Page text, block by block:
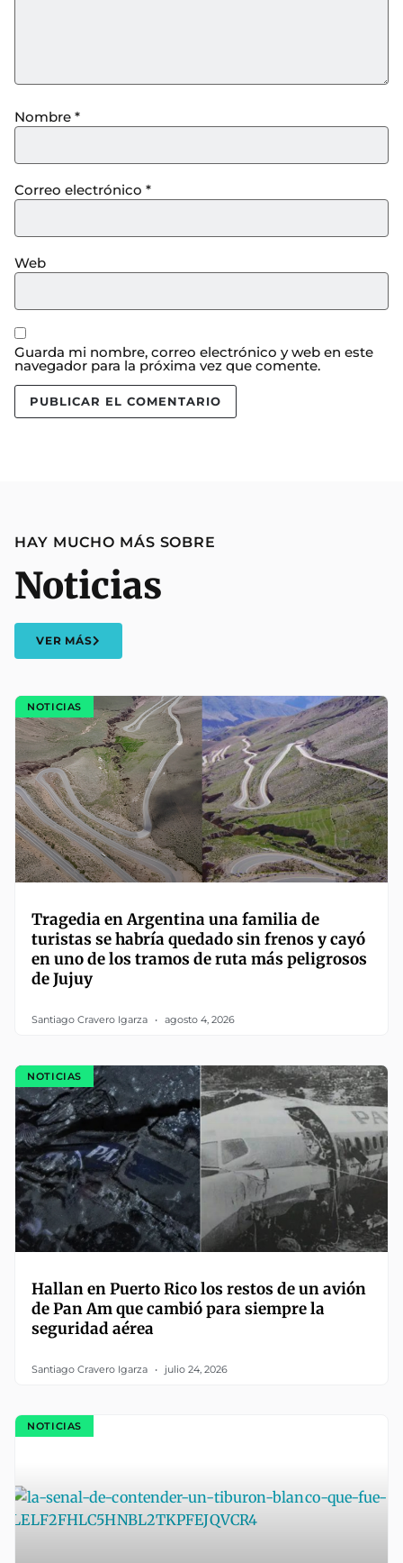
Nombre *
Correo electrónico *
Web
Guarda mi nombre, correo electrónico y web en este
navegador para la próxima vez que comente.
HAY MUCHO MÁS SOBRE
Noticias
VER MÁS
NOTICIAS
Tragedia en Argentina una familia de
turistas se habría quedado sin frenos y cayó
en uno de los tramos de ruta más peligrosos
de Jujuy
Santiago Cravero Igarza agosto 4, 2026
NOTICIAS
Hallan en Puerto Rico los restos de un avión
de Pan Am que cambió para siempre la
seguridad aérea
Santiago Cravero Igarza julio 24, 2026
NOTICIAS